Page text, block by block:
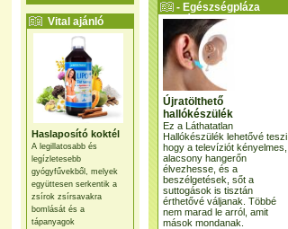
Vital ajánló
Haslaposító koktél
A legillatosabb és
legízletesebb
gyógyfűvekből, melyek
együttesen serkentik a
zsírok zsírsavakra
bomlását és a
tápanyagok
- Egészségpláza
ajánlatunk -
Újratölthető
hallókészülék
Ez a Láthatatlan
Hallókészülék lehetővé teszi,
hogy a televíziót kényelmes,
alacsony hangerőn
élvezhesse, és a
beszélgetések, sőt a
suttogások is tisztán
érthetővé váljanak. Többé
nem marad le arról, amit
mások mondanak.